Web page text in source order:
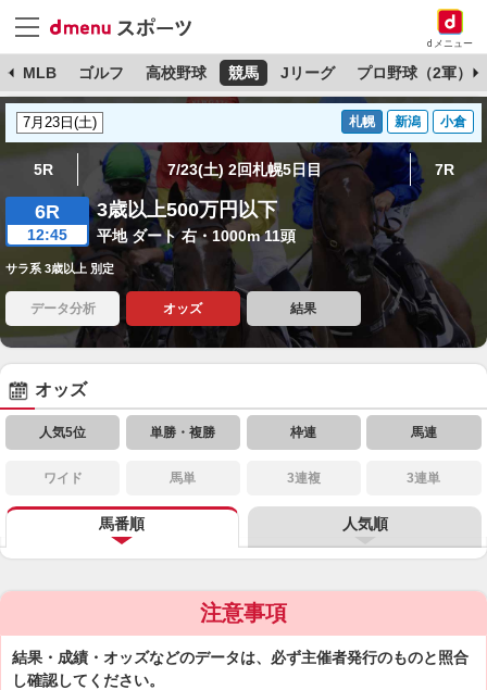
dメニュー
MLB ゴルフ 高校野球 競馬 Jリーグ プロ野球（2軍）
札幌 新潟 小倉
5R 7/23(土) 2回札幌5日目 7R
6R
12:45
3歳以上500万円以下
平地 ダート 右・1000m 11頭
サラ系 3歳以上 別定
データ分析 オッズ 結果
オッズ
人気5位 単勝・複勝 枠連 馬連
ワイド 馬単 3連複 3連単
馬番順 人気順
注意事項
結果・成績・オッズなどのデータは、必ず主催者発行のものと照合
し確認してください。